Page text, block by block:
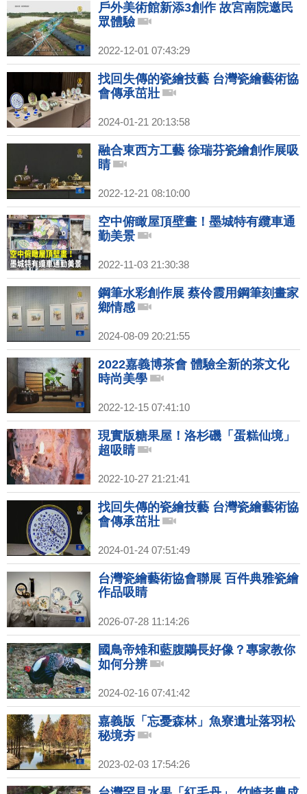
戶外美術館新添3創作 故宮南院邀民
眾體驗
2022-12-01 07:43:29
找回失傳的瓷繪技藝 台灣瓷繪藝術協
會傳承茁壯
2024-01-21 20:13:58
融合東西方工藝 徐瑞芬瓷繪創作展吸
睛
2022-12-21 08:10:00
空中俯瞰屋頂壁畫！墨城特有纜車通
勤美景
2022-11-03 21:30:38
鋼筆水彩創作展 蔡伶霞用鋼筆刻畫家
鄉情感
2024-08-09 20:21:55
2022嘉義博茶會 體驗全新的茶文化
時尚美學
2022-12-15 07:41:10
現實版糖果屋！洛杉磯「蛋糕仙境」
超吸睛
2022-10-27 21:21:41
找回失傳的瓷繪技藝 台灣瓷繪藝術協
會傳承茁壯
2024-01-24 07:51:49
台灣瓷繪藝術協會聯展 百件典雅瓷繪
作品吸睛
2026-07-28 11:14:26
國鳥帝雉和藍腹鷴長好像？專家教你
如何分辨
2024-02-16 07:41:42
嘉義版「忘憂森林」魚寮遺址落羽松
秘境夯
2023-02-03 17:54:26